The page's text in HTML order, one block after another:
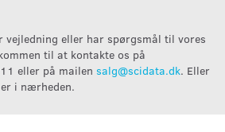
vejledning eller har spørgsmål til vores
til at kontakte os på
eller på mailen salg@scidata.dk. Eller
i nærheden.